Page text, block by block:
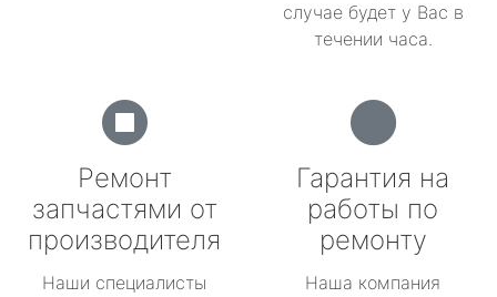
случае будет у Вас в
течении часа.
Ремонт
запчастями от
производителя
Наши специалисты
Гарантия на
работы по
ремонту
Наша компания